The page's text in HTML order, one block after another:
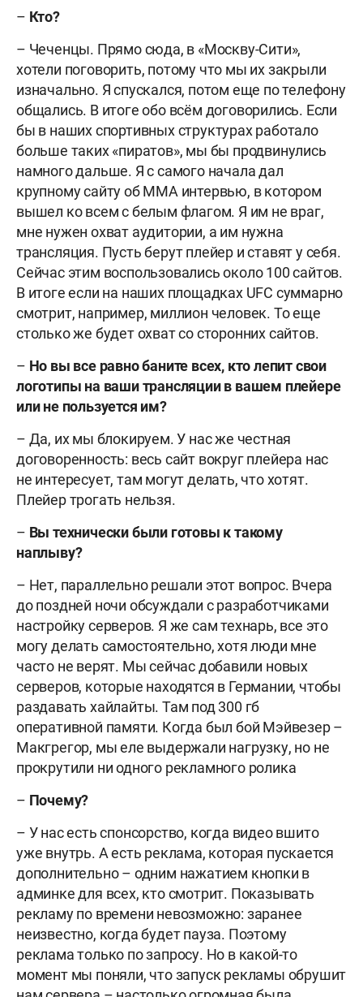
– Кто?
– Чеченцы. Прямо сюда, в «Москву-Сити»,
хотели поговорить, потому что мы их закрыли
изначально. Я спускался, потом еще по телефону
общались. В итоге обо всём договорились. Если
бы в наших спортивных структурах работало
больше таких «пиратов», мы бы продвинулись
намного дальше. Я с самого начала дал
крупному сайту об MMA интервью, в котором
вышел ко всем с белым флагом. Я им не враг,
мне нужен охват аудитории, а им нужна
трансляция. Пусть берут плейер и ставят у себя.
Сейчас этим воспользовались около 100 сайтов.
В итоге если на наших площадках UFC суммарно
смотрит, например, миллион человек. То еще
столько же будет охват со сторонних сайтов.
– Но вы все равно баните всех, кто лепит свои
логотипы на ваши трансляции в вашем плейере
или не пользуется им?
– Да, их мы блокируем. У нас же честная
договоренность: весь сайт вокруг плейера нас
не интересует, там могут делать, что хотят.
Плейер трогать нельзя.
– Вы технически были готовы к такому
наплыву?
– Нет, параллельно решали этот вопрос. Вчера
до поздней ночи обсуждали с разработчиками
настройку серверов. Я же сам технарь, все это
могу делать самостоятельно, хотя люди мне
часто не верят. Мы сейчас добавили новых
серверов, которые находятся в Германии, чтобы
раздавать хайлайты. Там под 300 гб
оперативной памяти. Когда был бой Мэйвезер –
Макгрегор, мы еле выдержали нагрузку, но не
прокрутили ни одного рекламного ролика
– Почему?
– У нас есть спонсорство, когда видео вшито
уже внутрь. А есть реклама, которая пускается
дополнительно – одним нажатием кнопки в
админке для всех, кто смотрит. Показывать
рекламу по времени невозможно: заранее
неизвестно, когда будет пауза. Поэтому
реклама только по запросу. Но в какой-то
момент мы поняли, что запуск рекламы обрушит